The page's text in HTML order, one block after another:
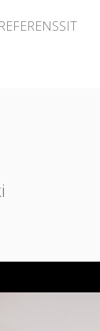
REFERENSSIT